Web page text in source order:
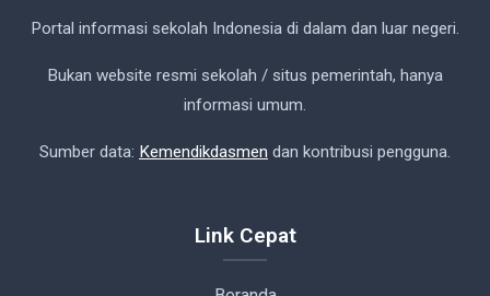
Portal informasi sekolah Indonesia di dalam dan luar negeri.
Bukan website resmi sekolah / situs pemerintah, hanya
informasi umum.
Sumber data: Kemendikdasmen dan kontribusi pengguna.
Link Cepat